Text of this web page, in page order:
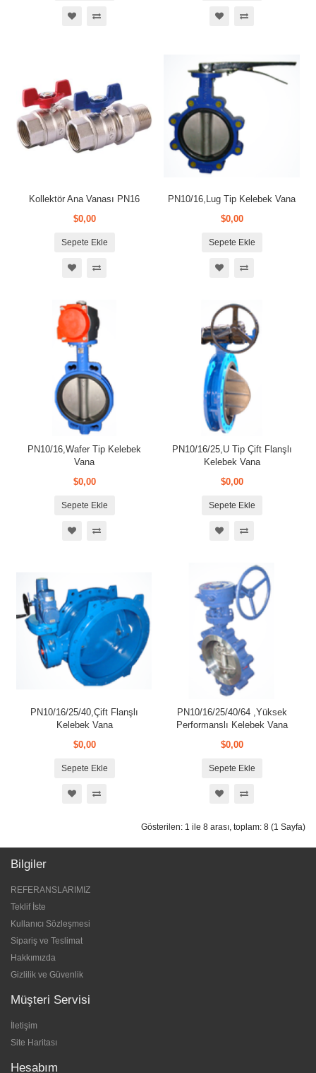
Kollektör Ana Vanası PN16
$0,00
Sepete Ekle
PN10/16,Lug Tip Kelebek Vana
$0,00
Sepete Ekle
PN10/16,Wafer Tip Kelebek
Vana
$0,00
Sepete Ekle
PN10/16/25,U Tip Çift Flanşlı
Kelebek Vana
$0,00
Sepete Ekle
PN10/16/25/40,Çift Flanşlı
Kelebek Vana
$0,00
Sepete Ekle
PN10/16/25/40/64 ,Yüksek
Performanslı Kelebek Vana
$0,00
Sepete Ekle
Gösterilen: 1 ile 8 arası, toplam: 8 (1 Sayfa)
Bilgiler
REFERANSLARIMIZ
Teklif İste
Kullanıcı Sözleşmesi
Sipariş ve Teslimat
Hakkımızda
Gizlilik ve Güvenlik
Müşteri Servisi
İletişim
Site Haritası
Hesabım